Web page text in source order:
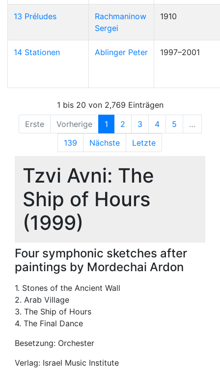
13 Préludes
Rachmaninow
Sergei
1910
14 Stationen Ablinger Peter 1997–2001
1 bis 20 von 2,769 Einträgen
Erste
Vorherige 1 2 3 4 5
…
139
Nächste Letzte
Tzvi Avni: The
Ship of Hours
(1999)
Four symphonic sketches after
paintings by Mordechai Ardon
1. Stones of the Ancient Wall
2. Arab Village
3. The Ship of Hours
4. The Final Dance
Besetzung: Orchester
Verlag: Israel Music Institute